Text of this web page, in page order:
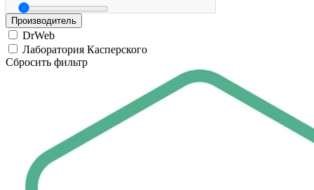
Производитель
DrWeb
Лаборатория Касперского
Сбросить фильтр